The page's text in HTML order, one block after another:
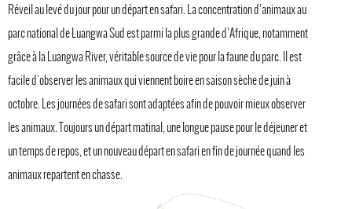
Réveil au levé du jour pour un départ en safari. La concentration d’animaux au
parc national de Luangwa Sud est parmi la plus grande d’Afrique, notamment
grâce à la Luangwa River, véritable source de vie pour la faune du parc. Il est
facile d'observer les animaux qui viennent boire en saison sèche de juin à
octobre. Les journées de safari sont adaptées afin de pouvoir mieux observer
les animaux. Toujours un départ matinal, une longue pause pour le déjeuner et
un temps de repos, et un nouveau départ en safari en fin de journée quand les
animaux repartent en chasse.